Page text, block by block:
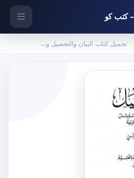
تحميل كتاب البيان والتحصيل والشرح والتوجيه والتعليل – الجزء السادس عشر PDF تأليف ابن رشد مجانا [كامل]